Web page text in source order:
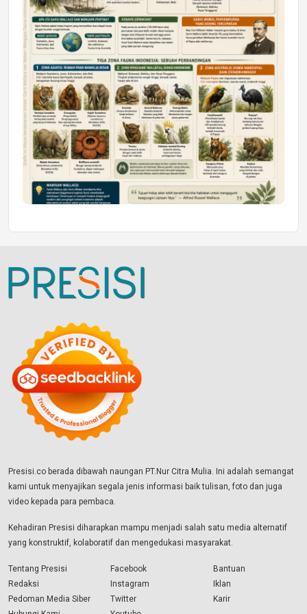
Presisi.co berada dibawah naungan PT.Nur Citra Mulia. Ini adalah semangat
kami untuk menyajikan segala jenis informasi baik tulisan, foto dan juga
video kepada para pembaca.
Kehadiran Presisi diharapkan mampu menjadi salah satu media alternatif
yang konstruktif, kolaboratif dan mengedukasi masyarakat.
Tentang Presisi
Redaksi
Pedoman Media Siber
Facebook
Instagram
Twitter
Bantuan
Iklan
Karir